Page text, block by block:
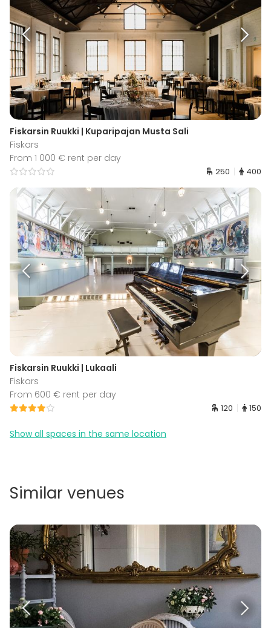
Fiskarsin Ruukki | Kuparipajan Musta Sali
Fiskars
From 1 000 € rent per day
250 400
Fiskarsin Ruukki | Lukaali
Fiskars
From 600 € rent per day
120 150
Show all spaces in the same location
Similar venues